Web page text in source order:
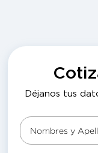
Déjanos tus
Nombres y